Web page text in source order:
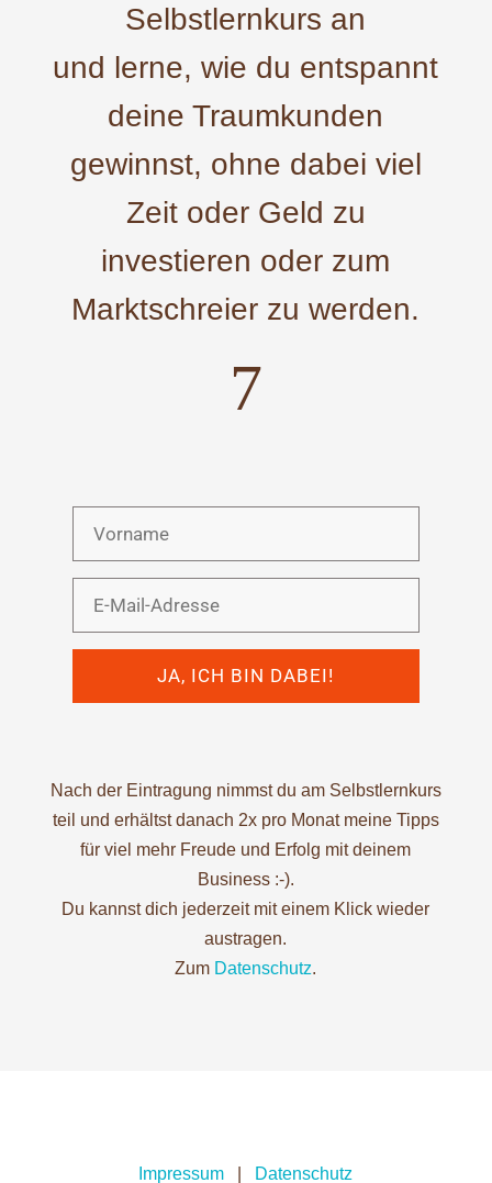
Selbstlernkurs an
und lerne, wie du entspannt
deine Traumkunden
gewinnst, ohne dabei viel
Zeit oder Geld zu
investieren oder zum
Marktschreier zu werden.
7
JA, ICH BIN DABEI!
Nach der Eintragung nimmst du am Selbstlernkurs
teil und erhältst danach 2x pro Monat meine Tipps
für viel mehr Freude und Erfolg mit deinem
Business :-).
Du kannst dich jederzeit mit einem Klick wieder
austragen.
Zum Datenschutz.
Impressum Datenschutz